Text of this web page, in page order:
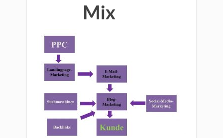
Mix